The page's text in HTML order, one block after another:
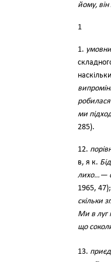
йому,
1
1.
ми
285).
12.
в, я к.
лихо…—
1965,
скільки
Ми в луг
що
13.